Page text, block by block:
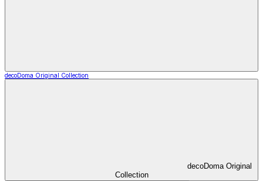
decoDoma Original Collection
decoDoma Original
Collection